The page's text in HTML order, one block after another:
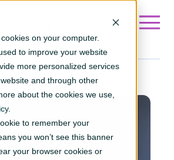
on your computer.
to improve your website
more personalized services
and through other
about the cookies we use,
.
to remember your
you won’t see this banner
your browser cookies or
Go to Fr ?hsLang=en